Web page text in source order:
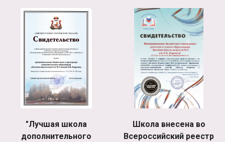
"Лучшая школа
дополнительного
Школа внесена во
Всероссийский реестр